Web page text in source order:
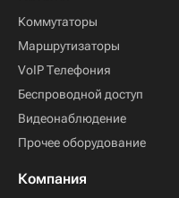
Коммутаторы
Маршрутизаторы
VoIP Телефония
Беспроводной доступ
Видеонаблюдение
Прочее оборудование
Компания